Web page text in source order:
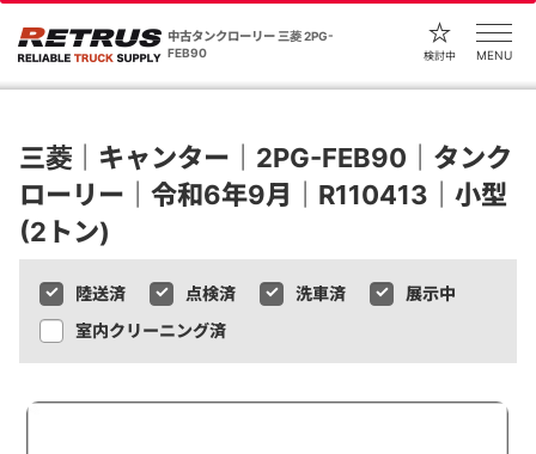
中古タンクローリー 三菱 2PG-
FEB90
検討中 MENU
三菱｜キャンター｜2PG-FEB90｜タンク
ローリー｜令和6年9月｜R110413｜小型
(2トン)
陸送済 点検済 洗車済
展示中
室内クリーニング済